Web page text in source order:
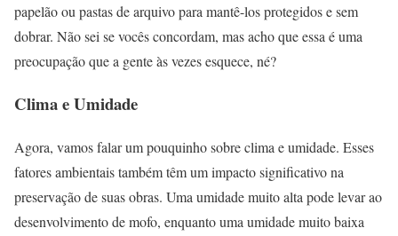
papelão ou pastas de arquivo para mantê-los protegidos e sem
dobrar. Não sei se vocês concordam, mas acho que essa é uma
preocupação que a gente às vezes esquece, né?
Clima e Umidade
Agora, vamos falar um pouquinho sobre clima e umidade. Esses
fatores ambientais também têm um impacto significativo na
preservação de suas obras. Uma umidade muito alta pode levar ao
desenvolvimento de mofo, enquanto uma umidade muito baixa